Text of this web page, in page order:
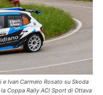
Ivan Carmelo Rosato su Skoda
Coppa Rally ACI Sport di Ottava